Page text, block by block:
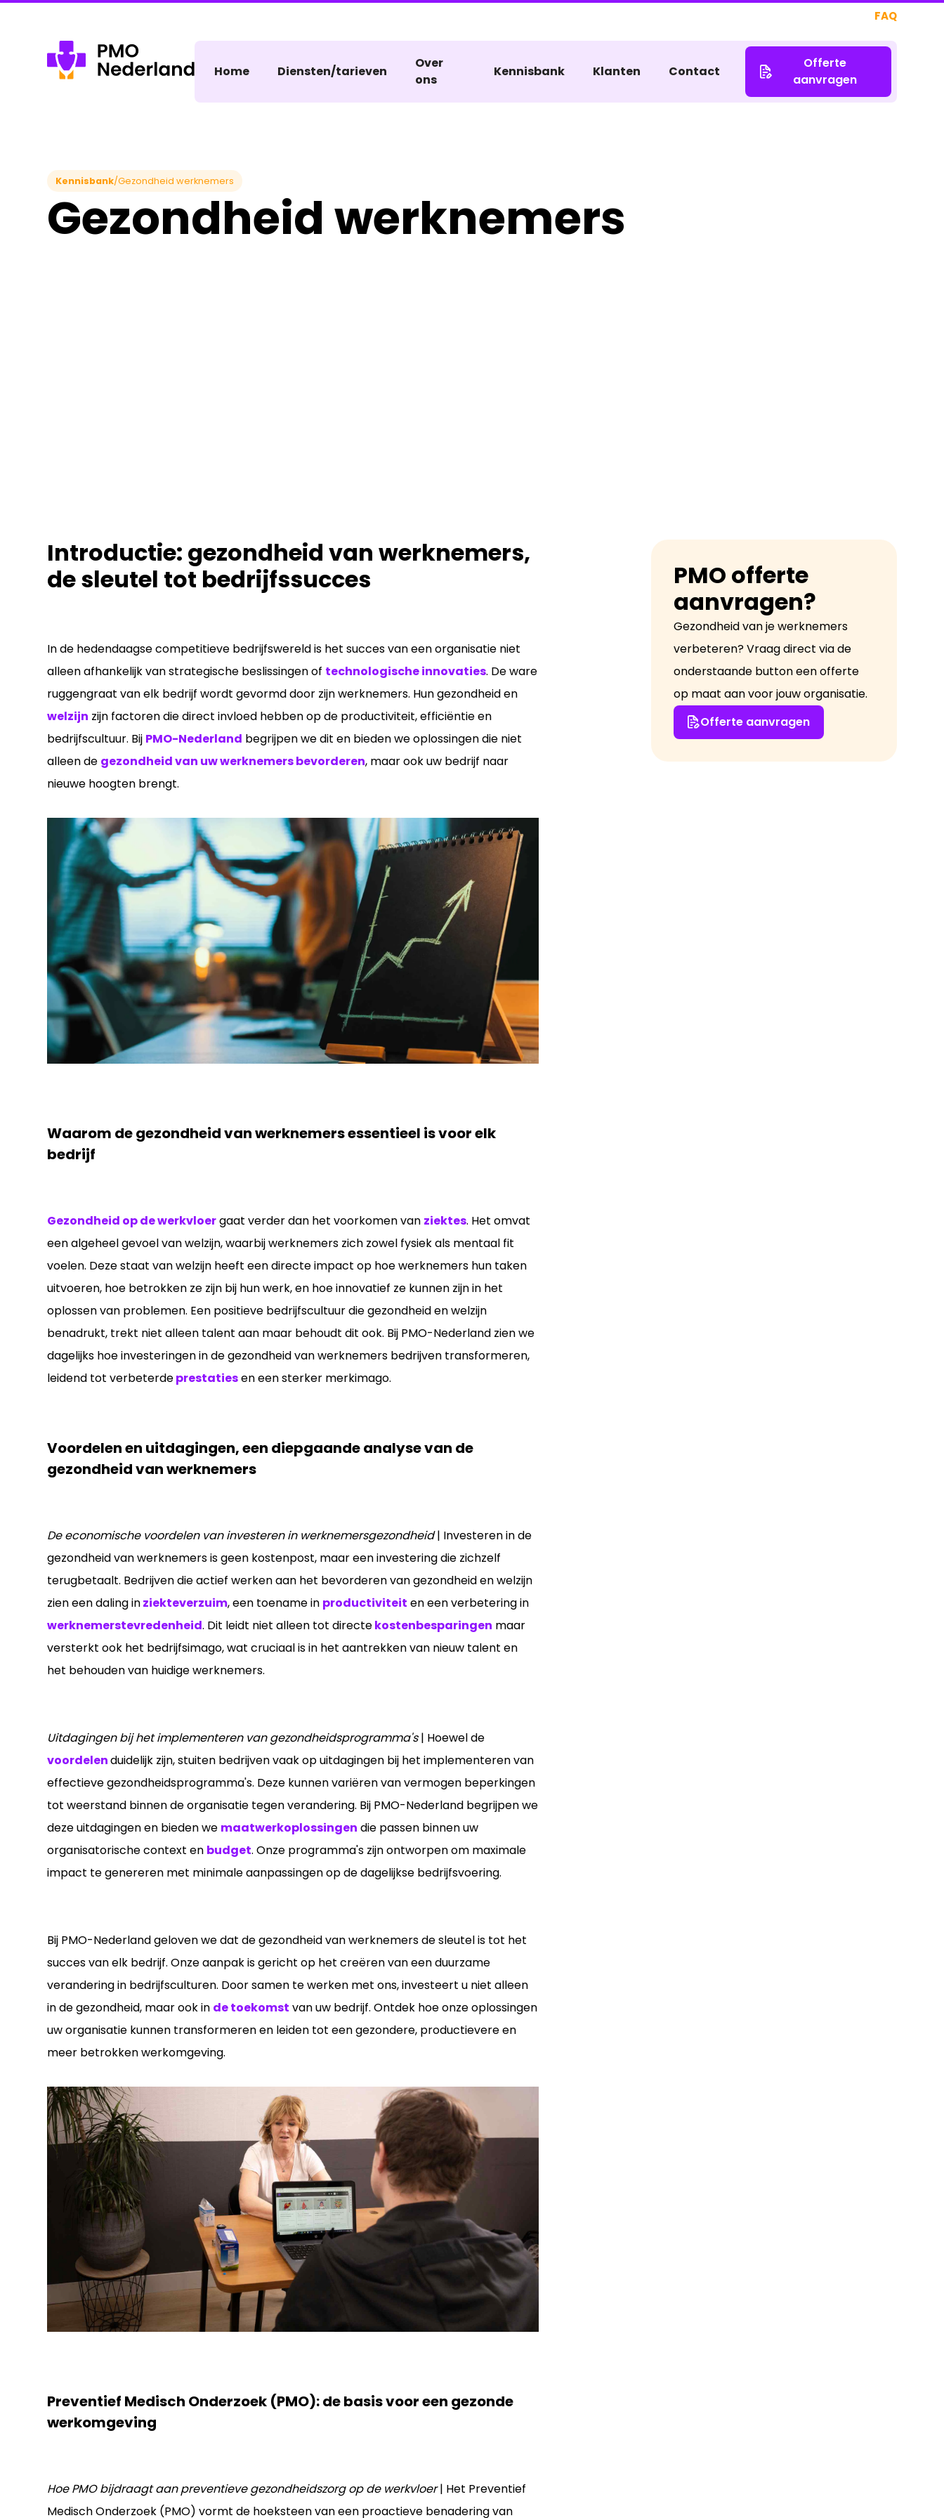
FAQ
Home Diensten/tarieven
Over
ons
Kennisbank Klanten Contact
Offerte
aanvragen
Kennisbank/Gezondheid werknemers
Gezondheid werknemers
Introductie: gezondheid van werknemers,
de sleutel tot bedrijfssucces
In de hedendaagse competitieve bedrijfswereld is het succes van een organisatie niet
alleen afhankelijk van strategische beslissingen of technologische innovaties. De ware
ruggengraat van elk bedrijf wordt gevormd door zijn werknemers. Hun gezondheid en
welzijn zijn factoren die direct invloed hebben op de productiviteit, efficiëntie en
bedrijfscultuur. Bij PMO-Nederland begrijpen we dit en bieden we oplossingen die niet
alleen de gezondheid van uw werknemers bevorderen, maar ook uw bedrijf naar
nieuwe hoogten brengt.
Waarom de gezondheid van werknemers essentieel is voor elk
bedrijf
Gezondheid op de werkvloergaat verder dan het voorkomen van ziektes. Het omvat
een algeheel gevoel van welzijn, waarbij werknemers zich zowel fysiek als mentaal fit
voelen. Deze staat van welzijn heeft een directe impact op hoe werknemers hun taken
uitvoeren, hoe betrokken ze zijn bij hun werk, en hoe innovatief ze kunnen zijn in het
oplossen van problemen. Een positieve bedrijfscultuur die gezondheid en welzijn
benadrukt, trekt niet alleen talent aan maar behoudt dit ook. Bij PMO-Nederland zien we
dagelijks hoe investeringen in de gezondheid van werknemers bedrijven transformeren,
leidend tot verbeterdeprestatiesen een sterker merkimago.
Voordelen en uitdagingen, een diepgaande analyse van de
gezondheid van werknemers
De economische voordelen van investeren in werknemersgezondheid| Investeren in de
gezondheid van werknemers is geen kostenpost, maar een investering die zichzelf
terugbetaalt. Bedrijven die actief werken aan het bevorderen van gezondheid en welzijn
zien een daling inziekteverzuim, een toename in productiviteit en een verbetering in
werknemerstevredenheid. Dit leidt niet alleen tot directekostenbesparingen maar
versterkt ook het bedrijfsimago, wat cruciaal is in het aantrekken van nieuw talent en
het behouden van huidige werknemers.
Uitdagingen bij het implementeren van gezondheidsprogramma's| Hoewel de
voordelenduidelijk zijn, stuiten bedrijven vaak op uitdagingen bij het implementeren van
effectieve gezondheidsprogramma's. Deze kunnen variëren van vermogen beperkingen
tot weerstand binnen de organisatie tegen verandering. Bij PMO-Nederland begrijpen we
deze uitdagingen en bieden we maatwerkoplossingen die passen binnen uw
organisatorische context en budget. Onze programma's zijn ontworpen om maximale
impact te genereren met minimale aanpassingen op de dagelijkse bedrijfsvoering.
Bij PMO-Nederland geloven we dat de gezondheid van werknemers de sleutel is tot het
succes van elk bedrijf. Onze aanpak is gericht op het creëren van een duurzame
verandering in bedrijfsculturen. Door samen te werken met ons, investeert u niet alleen
in de gezondheid, maar ook in de toekomst van uw bedrijf. Ontdek hoe onze oplossingen
uw organisatie kunnen transformeren en leiden tot een gezondere, productievere en
meer betrokken werkomgeving.
Preventief Medisch Onderzoek (PMO): de basis voor een gezonde
werkomgeving
Hoe PMO bijdraagt aan preventieve gezondheidszorg op de werkvloer| Het Preventief
Medisch Onderzoek (PMO) vormt de hoeksteen van een proactieve benadering van
PMO offerte
aanvragen?
Gezondheid van je werknemers
verbeteren? Vraag direct via de
onderstaande button een offerte
op maat aan voor jouw organisatie.
Offerte aanvragen